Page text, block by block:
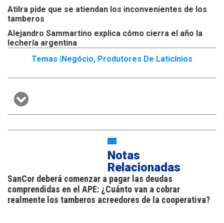
Atilra pide que se atiendan los inconvenientes de los
tamberos
Alejandro Sammartino explica cómo cierra el año la
lechería argentina
Temas |Negócio, Produtores De Laticínios
Notas
Relacionadas
SanCor deberá comenzar a pagar las deudas
comprendidas en el APE: ¿Cuánto van a cobrar
realmente los tamberos acreedores de la cooperativa?